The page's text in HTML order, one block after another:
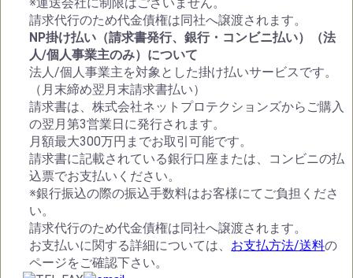
請求代行のため代金債権は同社へ譲渡されます。
NP掛け払い（請求書発行、銀行・コンビニ払い）（法
人/個人事業主のみ）について
法人/個人事業主を対象とした掛け払いサービスです。
（月末締め翌月末請求書払い）
請求書は、株式会社ネットプロテクションズからご購入
の翌月第3営業日に発行されます。
月額最大300万円までお取引可能です。
請求書に記載されている銀行口座または、コンビニの払
込票でお支払いください。
※銀行振込の際の振込手数料はお客様にてご負担くださ
い。
請求代行のため代金債権は同社へ譲渡されます。
お支払いに関する詳細については、 お支払方法/送料の
ページをご確認下さい。